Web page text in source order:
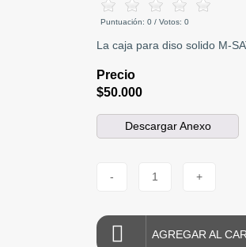
Puntuación: 0 / Votos: 0
La caja para diso solido M-
Precio
$50.000
Descargar Anexo
- 1 +
AGREGAR AL